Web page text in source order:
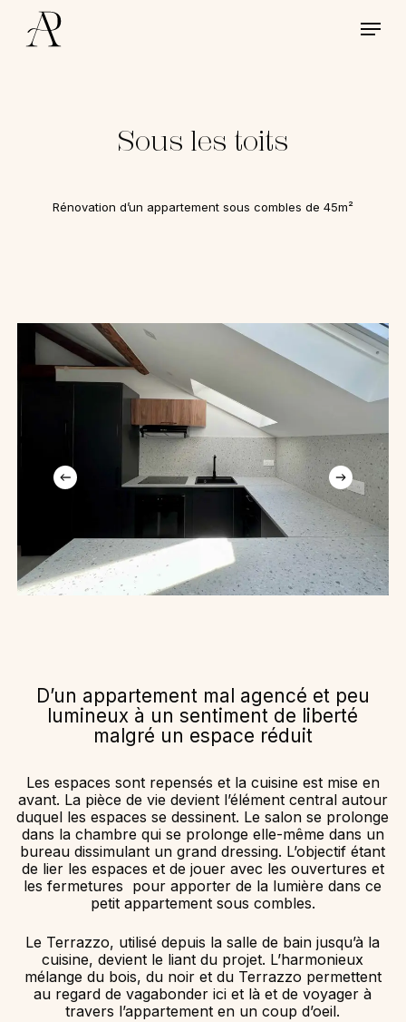
Menu
Sous les toits
Rénovation d’un appartement sous combles de 45m²
D’un appartement mal agencé et peu
lumineux à un sentiment de liberté
malgré un espace réduit
Les espaces sont repensés et la cuisine est mise en
avant. La pièce de vie devient l’élément central autour
duquel les espaces se dessinent. Le salon se prolonge
dans la chambre qui se prolonge elle-même dans un
bureau dissimulant un grand dressing. L’objectif étant
de lier les espaces et de jouer avec les ouvertures et
les fermetures pour apporter de la lumière dans ce
petit appartement sous combles.
Le Terrazzo, utilisé depuis la salle de bain jusqu’à la
cuisine, devient le liant du projet. L’harmonieux
mélange du bois, du noir et du Terrazzo permettent
au regard de vagabonder ici et là et de voyager à
travers l’appartement en un coup d’oeil.